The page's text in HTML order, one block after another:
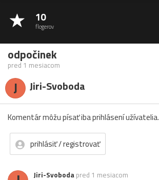
10
flogerov
odpočinek
pred 1 mesiacom
J Jiri-Svoboda
Komentár môžu písať iba prihlásení užívatelia.
prihlásiť / registrovať
Jiri-Svoboda pred 1 mesiacom